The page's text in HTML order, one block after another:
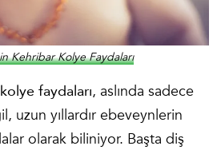
Kehribar Kolye Faydaları
faydaları, aslında sadece
uzun yıllardır ebeveynlerin
olarak biliniyor. Başta diş